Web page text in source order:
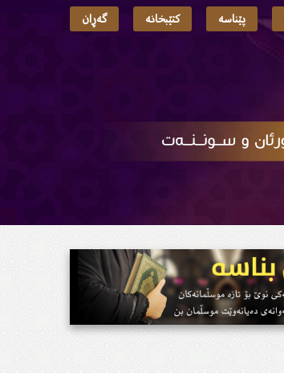
پێناسە کتێبخانە گەڕان